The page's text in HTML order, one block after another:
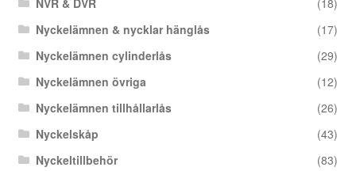
Nyckelämnen & nycklar hänglås
(17)
Nyckelämnen cylinderlås
(29)
Nyckelämnen övriga
(12)
Nyckelämnen tillhållarlås
(26)
Nyckelskåp
(43)
Nyckeltillbehör
(83)